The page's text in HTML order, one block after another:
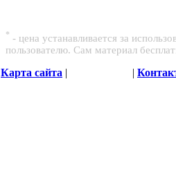
* - цена устанавливается за
пользователю. Сам материал
Карта сайта | |